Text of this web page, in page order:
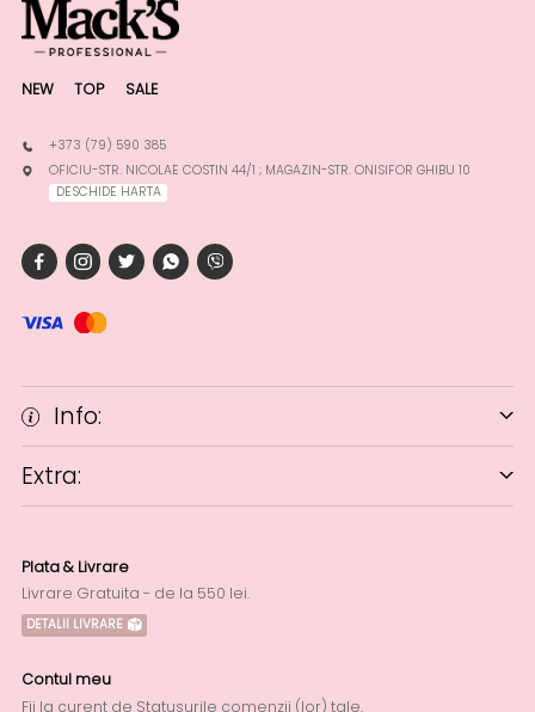
NEW TOP SALE
+373 (79) 590 385
OFICIU-STR. NICOLAE COSTIN 44/1 ; MAGAZIN-STR. ONISIFOR GHIBU 10
DESCHIDE HARTA
Info:
Extra:
Plata & Livrare
Livrare Gratuita - de la 550 lei.
DETALII LIVRARE
Contul meu
Fii la curent de Statusurile comenzii (lor) tale.